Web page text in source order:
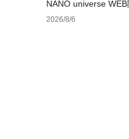
NANO universe
2026/8/6